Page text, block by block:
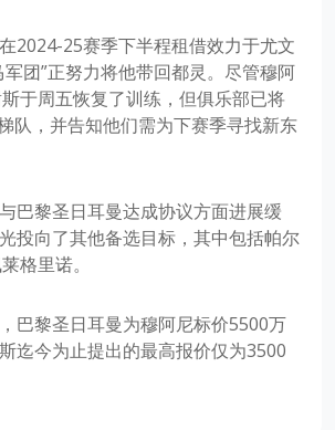
2024-25赛季下半程租借效力于尤文
军团”正努力将他带回都灵。尽管穆阿
斯于周五恢复了训练，但俱乐部已将
队，并告知他们需为下赛季寻找新东
巴黎圣日耳曼达成协议方面进展缓
投向了其他备选目标，其中包括帕尔
格里诺。
巴黎圣日耳曼为穆阿尼标价5500万
迄今为止提出的最高报价仅为3500